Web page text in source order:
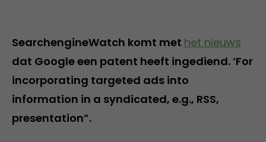
SearchengineWatch komt met het nieuws
dat Google een patent heeft ingediend. ‘For
incorporating targeted ads into
information in a syndicated, e.g., RSS,
presentation”.